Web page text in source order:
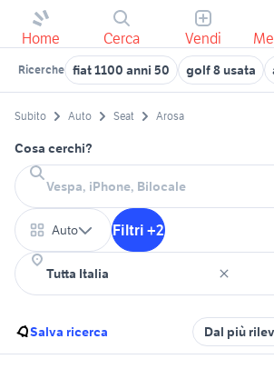
Home Cerca Vendi
Ricerche fiat 1100 anni 50 golf 8 usata
Subito Auto Seat Arosa
Cosa cerchi?
Auto Filtri +2
Salva ricerca Dal più